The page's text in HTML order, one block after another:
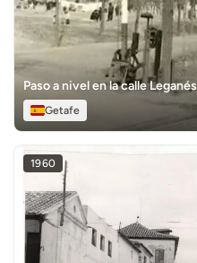
Paso a nivel en la calle Leganés
Getafe
1960